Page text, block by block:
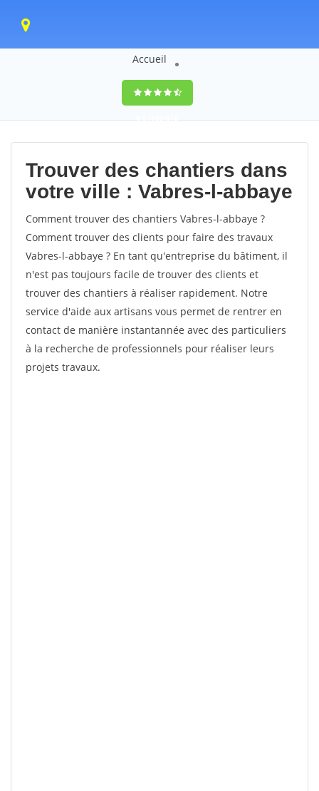
Accueil
9,5(100%)0
votes
Trouver des chantiers dans
votre ville : Vabres-l-abbaye
Comment trouver des chantiers Vabres-l-abbaye ?
Comment trouver des clients pour faire des travaux
Vabres-l-abbaye ? En tant qu'entreprise du bâtiment, il
n'est pas toujours facile de trouver des clients et
trouver des chantiers à réaliser rapidement. Notre
service d'aide aux artisans vous permet de rentrer en
contact de manière instantannée avec des particuliers
à la recherche de professionnels pour réaliser leurs
projets travaux.